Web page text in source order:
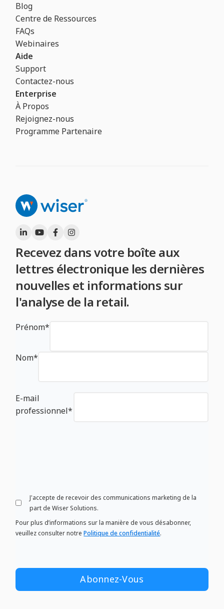
Blog
Centre de Ressources
FAQs
Webinaires
Aide
Support
Contactez-nous
Enterprise
À Propos
Rejoignez-nous
Programme Partenaire
Recevez dans votre boîte aux
lettres électronique les dernières
nouvelles et informations sur
l'analyse de la retail.
Prénom*
Nom*
E-mail
professionnel*
J'accepte de recevoir des communications marketing de la
part de Wiser Solutions.
Pour plus d’informations sur la manière de vous désabonner,
veuillez consulter notrePolitique de confidentialité.